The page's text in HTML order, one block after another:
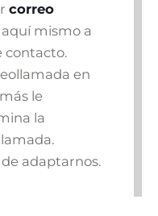
correo
mismo a
contacto.
en
le
la
adaptarnos.